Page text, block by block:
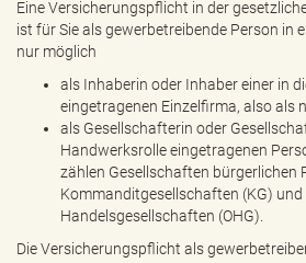
Eine Versicherungspflicht in der
ist für Sie als gewerbetreibende Person in
nur möglich
als Inhaberin oder Inhaber einer in
eingetragenen Einzelfirma, also als
als Gesellschafterin oder
Handwerksrolle eingetragenen
zählen Gesellschaften bürgerlichen
Kommanditgesellschaften (KG)
Handelsgesellschaften (OHG).
Die Versicherungspflicht als